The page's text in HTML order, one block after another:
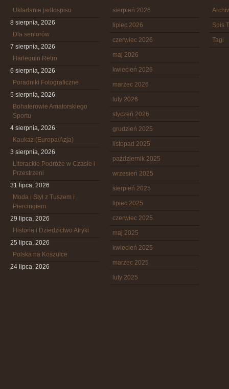
Układanie jadłospisu
8 sierpnia, 2026
Dla seniorów
7 sierpnia, 2026
Harlequin Retro
6 sierpnia, 2026
Poradniki Fotograficzne
5 sierpnia, 2026
Bohaterowie Amatorskiego
Sportu
4 sierpnia, 2026
Kaukaz (Europa/Azja)
3 sierpnia, 2026
Literackie Podróże w Czasie i
Przestrzeni
31 lipca, 2026
Moda i Styl z Tuszem i
Piercingiem
29 lipca, 2026
Historia i Dziedzictwo Afryki
25 lipca, 2026
Polska na Koszulce
24 lipca, 2026
sierpień 2026
lipiec 2026
czerwiec 2026
maj 2026
kwiecień 2026
marzec 2026
luty 2026
styczeń 2026
grudzień 2025
listopad 2025
październik 2025
wrzesień 2025
sierpień 2025
lipiec 2025
czerwiec 2025
maj 2025
kwiecień 2025
marzec 2025
luty 2025
Spis
Tagi